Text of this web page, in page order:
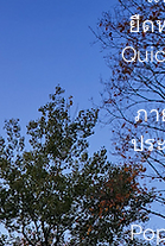
ยืด
ภา
ปร